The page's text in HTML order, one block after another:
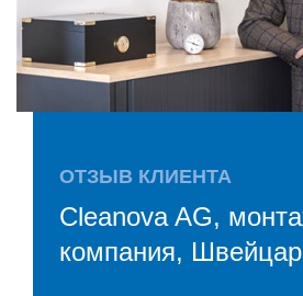
ОТЗЫВ КЛИЕНТА
Cleanova AG,
компания,